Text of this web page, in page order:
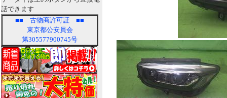
話できます
■■ 古物商許可証 ■■
東京都公安員会
第305577900745号